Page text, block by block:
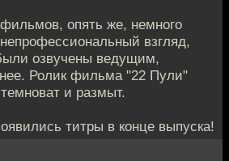
опять же, немного
взгляд,
озвучены ведущим,
Ролик фильма "22 Пули"
и размыт.
титры в конце выпуска!